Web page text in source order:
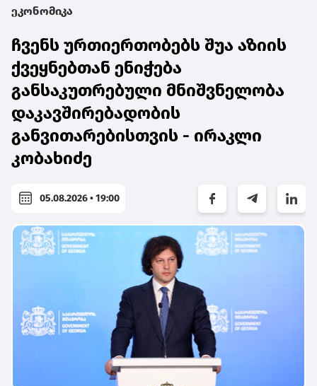
ეკონომიკა
ჩვენს ურთიერთობებს შუა აზიის
ქვეყნებთან ენიჭება
განსაკუთრებული მნიშვნელობა
დაკავშირებადობის
განვითარებისთვის - ირაკლი
კობახიძე
05.08.2026 • 19:00